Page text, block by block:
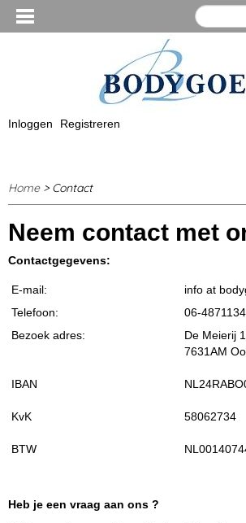
Inloggen Registreren
Home> Contact
Neem contact met
Contactgegevens:
E-mail:
info at
Telefoon:
06-
Bezoek adres:
De Meierij
7631AM
IBAN
KvK 58062734
BTW
Heb je een vraag aan ons ?